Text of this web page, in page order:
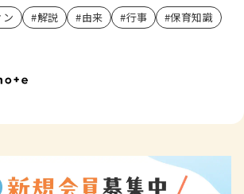
ン 解説 由来 行事 保育知識